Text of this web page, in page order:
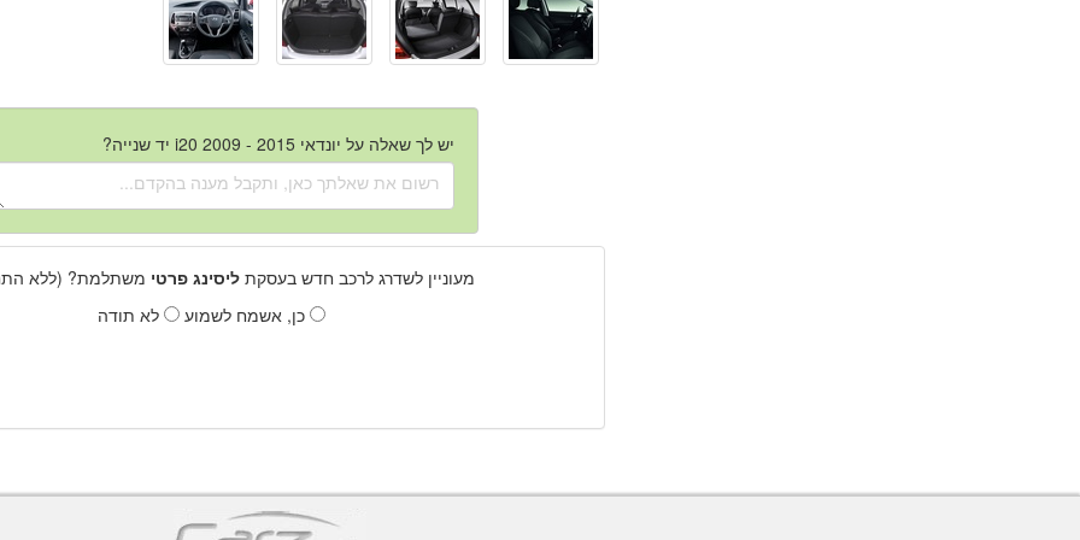
יש לך שאלה על יונדאי i20 2009 - 2015 יד שנייה?
מעוניין לשדרג לרכב חדש בעסקתליסינג פרטי משתלמת? (ללא
כן, אשמח לשמוע
לא תודה